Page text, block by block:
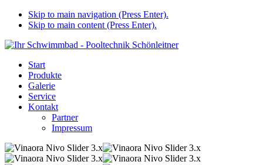
Skip to main navigation (Press Enter).
Skip to main content (Press Enter).
Start
Produkte
Galerie
Service
Kontakt
Partner
Impressum